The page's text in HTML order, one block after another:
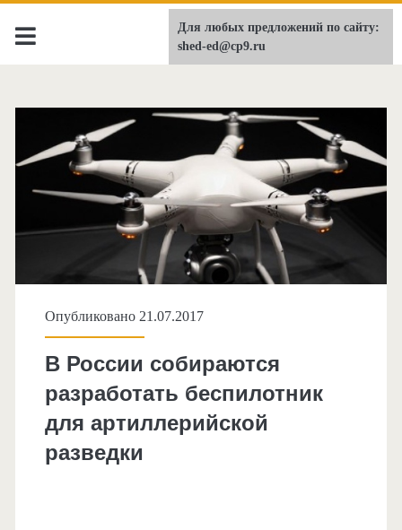
shed-ed.ru
Опубликовано 21.07.2017
В России собираются
разработать беспилотник
для артиллерийской
разведки
Для любых предложений по сайту:
shed-ed@cp9.ru